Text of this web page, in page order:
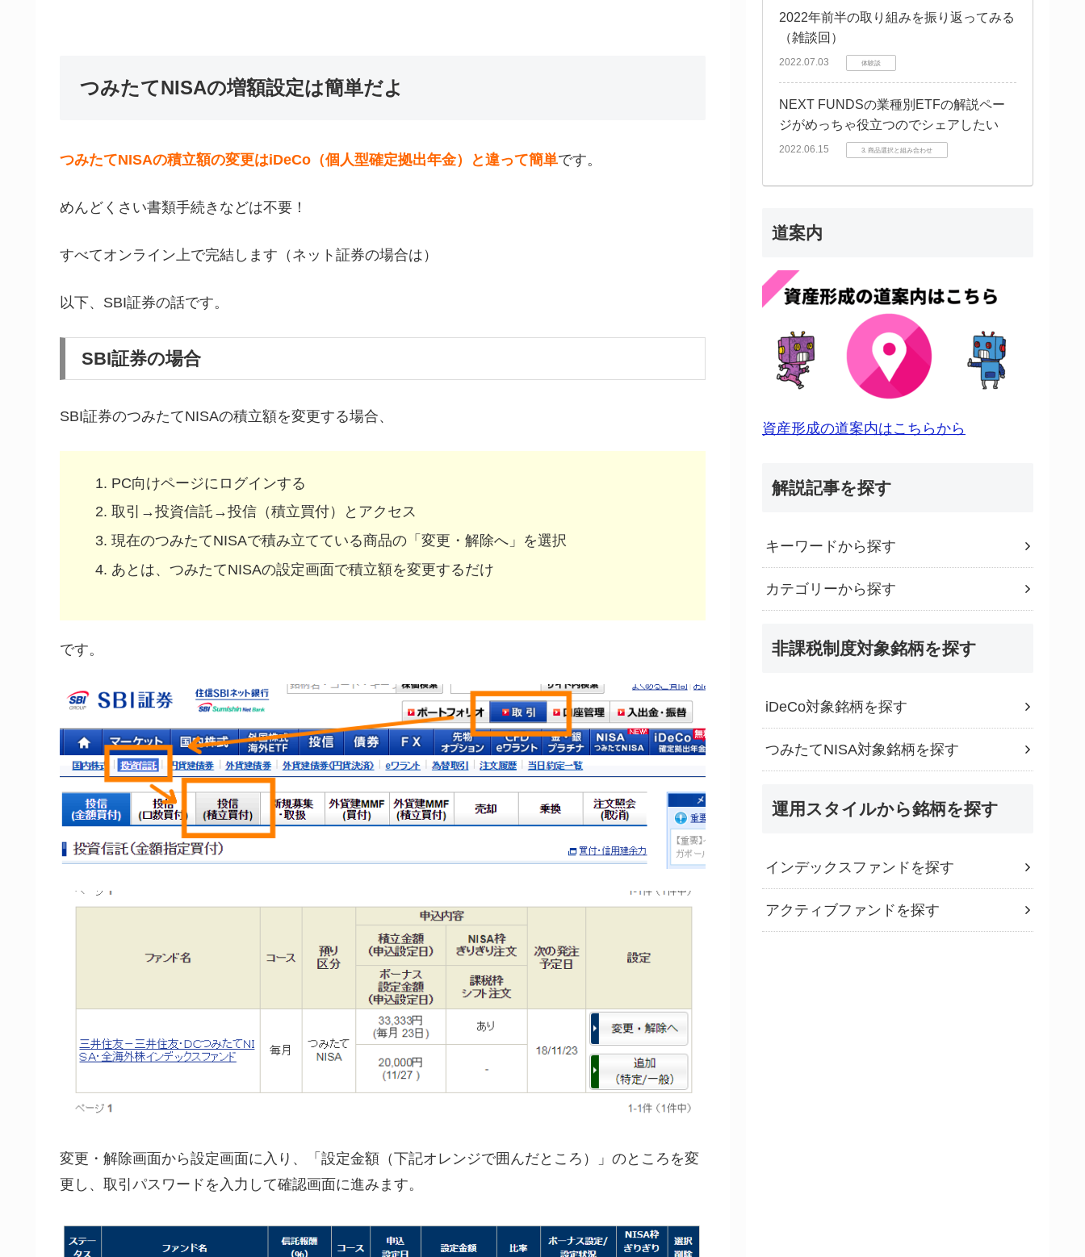
つみたてNISAの増額設定は簡単だよ
つみたてNISAの積立額の変更はiDeCo（個人型確定拠出年金）と違って簡単です。
めんどくさい書類手続きなどは不要！
すべてオンライン上で完結します（ネット証券の場合は）
以下、SBI証券の話です。
SBI証券の場合
SBI証券のつみたてNISAの積立額を変更する場合、
PC向けページにログインする
取引→投資信託→投信（積立買付）とアクセス
現在のつみたてNISAで積み立てている商品の「変更・解除へ」を選択
あとは、つみたてNISAの設定画面で積立額を変更するだけ
です。
変更・解除画面から設定画面に入り、「設定金額（下記オレンジで囲んだところ）」のところを変
更し、取引パスワードを入力して確認画面に進みます。
2022年前半の取り組みを振り返ってみる
（雑談回）
2022.07.03 体験談
NEXT FUNDSの業種別ETFの解説ペー
ジがめっちゃ役立つのでシェアしたい
2022.06.15 3. 商品選択と組み合わせ
道案内
資産形成の道案内はこちらから
解説記事を探す
キーワードから探す
カテゴリーから探す
非課税制度対象銘柄を探す
iDeCo対象銘柄を探す
つみたてNISA対象銘柄を探す
運用スタイルから銘柄を探す
インデックスファンドを探す
アクティブファンドを探す